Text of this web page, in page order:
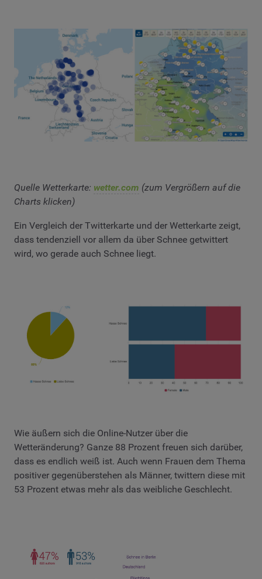
Quelle Wetterkarte: wetter.com (zum Vergrößern auf die
Charts klicken)
Ein Vergleich der Twitterkarte und der Wetterkarte zeigt,
dass tendenziell vor allem da über Schnee getwittert
wird, wo gerade auch Schnee liegt.
Wie äußern sich die Online-Nutzer über die
Wetteränderung? Ganze 88 Prozent freuen sich darüber,
dass es endlich weiß ist. Auch wenn Frauen dem Thema
positiver gegenüberstehen als Männer, twittern diese mit
53 Prozent etwas mehr als das weibliche Geschlecht.